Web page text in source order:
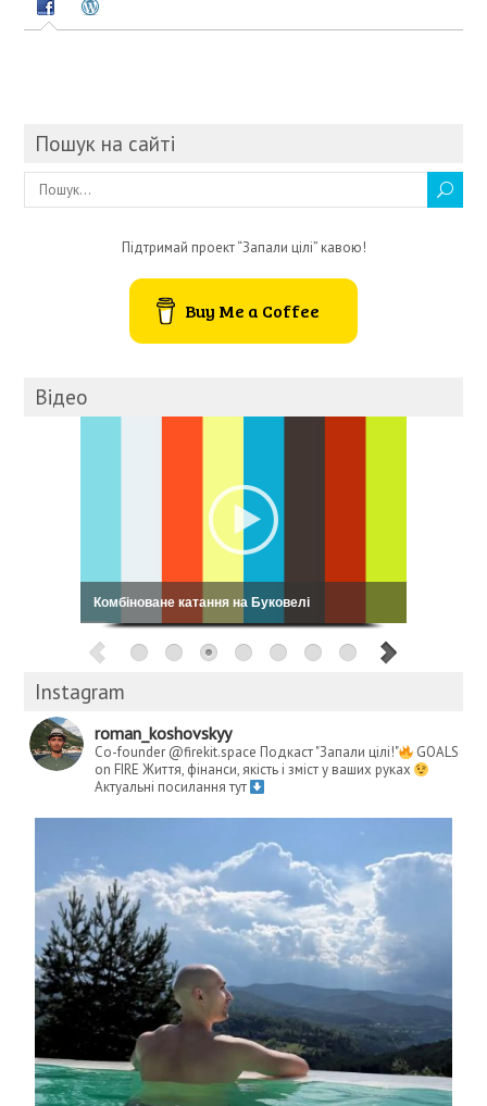
Пошук на сайті
Підтримай проект “Запали цілі” кавою!
Buy Me a Coffee
Відео
Комбіноване катання на Буковелі
Instagram
roman_koshovskyy
Co-founder @firekit.space Подкаст "Запали цілі!"
GOALS
on FIRE Життя, фінанси, якість і зміст у ваших руках
Актуальні посилання тут